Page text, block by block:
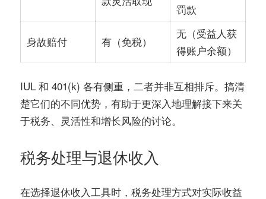
罚款
身故赔付 有（免税）
无（受益人获
得账户余额）
IUL 和 401(k) 各有侧重，二者并非互相排斥。搞清
楚它们的不同优势，有助于更深入地理解接下来关
于税务、灵活性和增长风险的讨论。
税务处理与退休收入
在选择退休收入工具时，税务处理方式对实际收益